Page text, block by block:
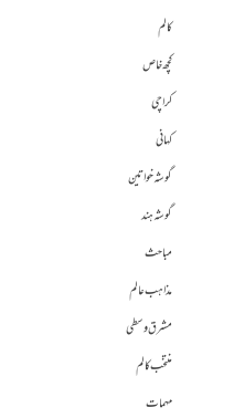
کالم
کچھ خاص
کراچی
کہانی
گوشہ خواتین
گوشہ ہند
مباحث
مذاہب عالم
مشرق وسطی
منتخب کالم
مہمات